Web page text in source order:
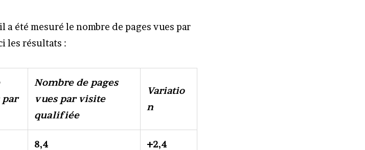
a été mesuré le nombre de pages vues par
les résultats :
par
Nombre de pages
vues par visite
qualifiée
Variatio
n
8,4 +2,4